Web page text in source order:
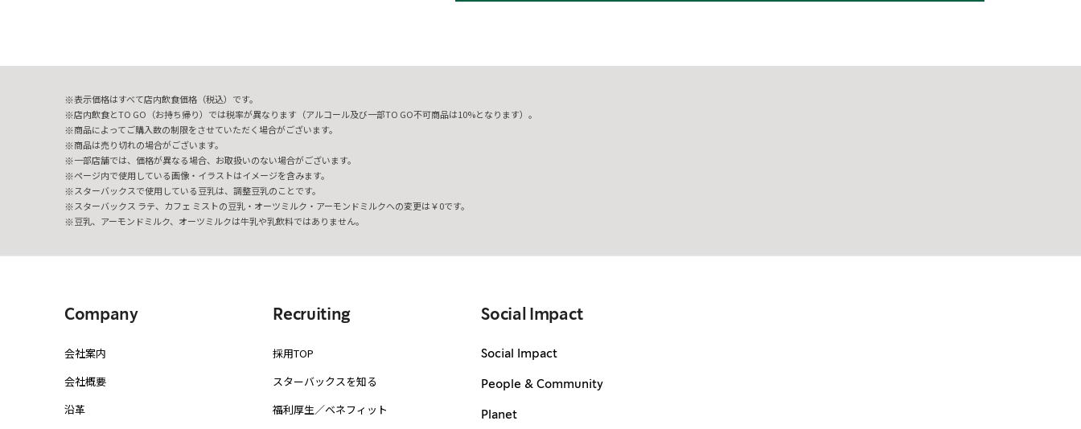
表示価格はすべて店内飲食価格（税込）です。
店内飲食とTO GO（お持ち帰り）では税率が異なります（アルコール及び一部TO GO不可商品は10%となります）。
商品によってご購入数の制限をさせていただく場合がございます。
商品は売り切れの場合がございます。
一部店舗では、価格が異なる場合、お取扱いのない場合がございます。
ページ内で使用している画像・イラストはイメージを含みます。
スターバックスで使用している豆乳は、調整豆乳のことです。
スターバックス ラテ、カフェ ミストの豆乳・オーツミルク・アーモンドミルクへの変更は￥0です。
豆乳、アーモンドミルク、オーツミルクは牛乳や乳飲料ではありません。
Company
会社案内
会社概要
沿革
Recruiting
採用TOP
スターバックスを知る
福利厚生／ベネフィット
Social Impact
Social Impact
People & Community
Planet